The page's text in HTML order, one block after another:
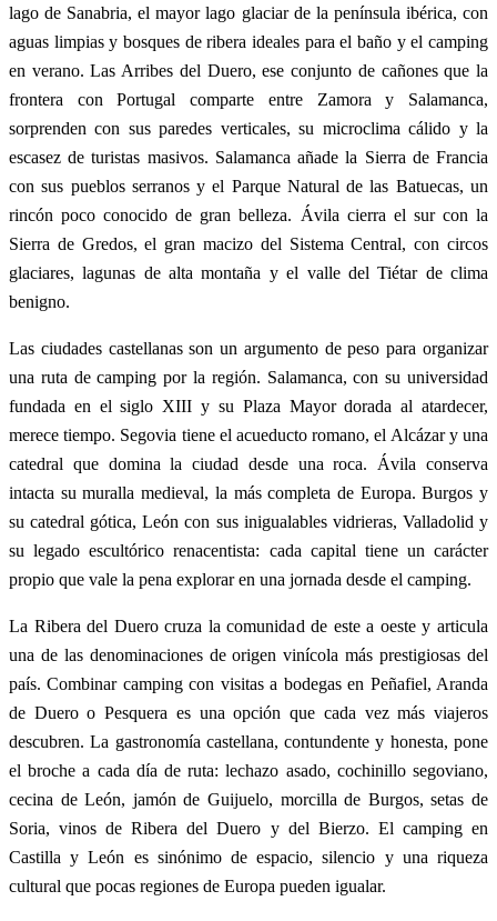
lago de Sanabria, el mayor lago glaciar de la península ibérica, con
aguas limpias y bosques de ribera ideales para el baño y el camping
en verano. Las Arribes del Duero, ese conjunto de cañones que la
frontera con Portugal comparte entre Zamora y Salamanca,
sorprenden con sus paredes verticales, su microclima cálido y la
escasez de turistas masivos. Salamanca añade la Sierra de Francia
con sus pueblos serranos y el Parque Natural de las Batuecas, un
rincón poco conocido de gran belleza. Ávila cierra el sur con la
Sierra de Gredos, el gran macizo del Sistema Central, con circos
glaciares, lagunas de alta montaña y el valle del Tiétar de clima
benigno.
Las ciudades castellanas son un argumento de peso para organizar
una ruta de camping por la región. Salamanca, con su universidad
fundada en el siglo XIII y su Plaza Mayor dorada al atardecer,
merece tiempo. Segovia tiene el acueducto romano, el Alcázar y una
catedral que domina la ciudad desde una roca. Ávila conserva
intacta su muralla medieval, la más completa de Europa. Burgos y
su catedral gótica, León con sus inigualables vidrieras, Valladolid y
su legado escultórico renacentista: cada capital tiene un carácter
propio que vale la pena explorar en una jornada desde el camping.
La Ribera del Duero cruza la comunidad de este a oeste y articula
una de las denominaciones de origen vinícola más prestigiosas del
país. Combinar camping con visitas a bodegas en Peñafiel, Aranda
de Duero o Pesquera es una opción que cada vez más viajeros
descubren. La gastronomía castellana, contundente y honesta, pone
el broche a cada día de ruta: lechazo asado, cochinillo segoviano,
cecina de León, jamón de Guijuelo, morcilla de Burgos, setas de
Soria, vinos de Ribera del Duero y del Bierzo. El camping en
Castilla y León es sinónimo de espacio, silencio y una riqueza
cultural que pocas regiones de Europa pueden igualar.